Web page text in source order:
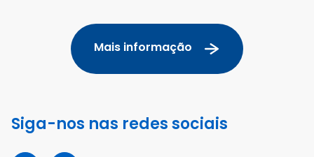
Mais informação
Siga-nos nas redes sociais